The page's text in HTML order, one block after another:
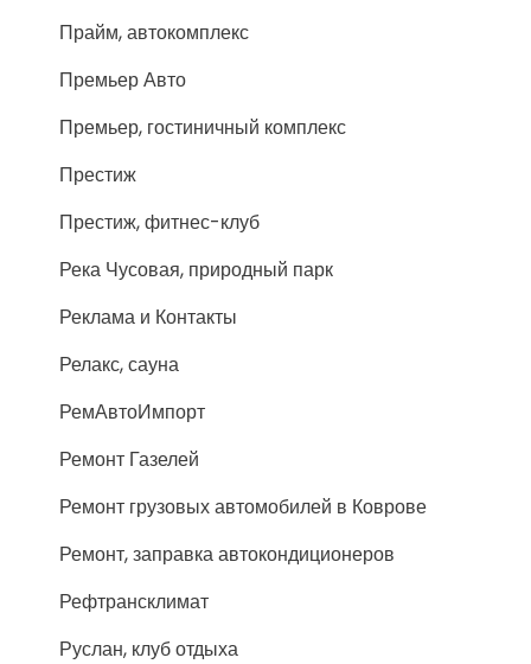
Прайм, автокомплекс
Премьер Авто
Премьер, гостиничный комплекс
Престиж
Престиж, фитнес-клуб
Река Чусовая, природный парк
Реклама и Контакты
Релакс, сауна
РемАвтоИмпорт
Ремонт Газелей
Ремонт грузовых автомобилей в Коврове
Ремонт, заправка автокондиционеров
Рефтрансклимат
Руслан, клуб отдыха